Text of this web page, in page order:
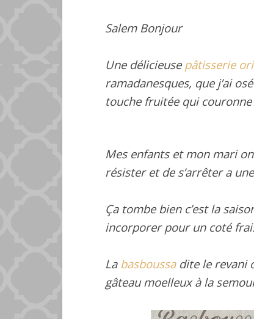
Salem Bonjour
Une délicieuse pâtisserie
ramadanesques, que j’ai
touche fruitée qui
Mes enfants et mon mari
résister et de s’arrêter a
Ça tombe bien c’est la
incorporer pour un coté
La basboussadite le revani
gâteau moelleux à la